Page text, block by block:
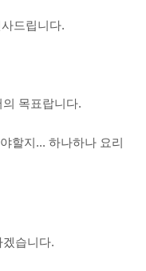
드립니다.
목표랍니다.
할지... 하나하나 요리
습니다.